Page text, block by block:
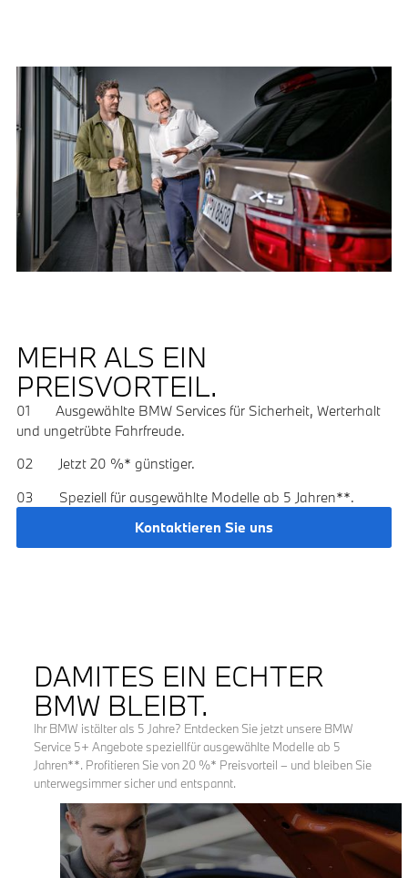
MEHR ALS EIN
PREISVORTEIL.
01 Ausgewählte BMW Services für Sicherheit, Werterhalt
und ungetrübte Fahrfreude.
02 Jetzt 20 %* günstiger.
03 Speziell für ausgewählte Modelle ab 5 Jahren**.
Kontaktieren Sie uns
DAMITES EIN ECHTER
BMW BLEIBT.
Ihr BMW istälter als 5 Jahre? Entdecken Sie jetzt unsere BMW
Service 5+ Angebote speziellfür ausgewählte Modelle ab 5
Jahren**. Profitieren Sie von 20 %* Preisvorteil – und bleiben Sie
unterwegsimmer sicher und entspannt.